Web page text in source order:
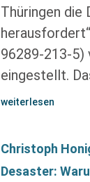
Thüringen die
96289-213-5)
eingestellt.
weiterlesen
Christoph
Desaster: